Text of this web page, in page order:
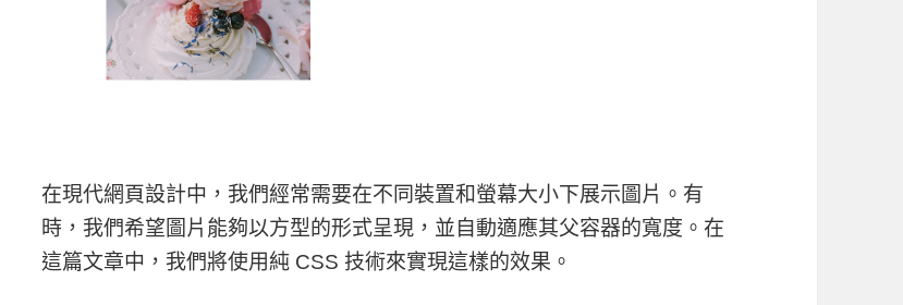
在現代網頁設計中，我們經常需要在不同裝置和螢幕大小下展示圖片。有
時，我們希望圖片能夠以方型的形式呈現，並自動適應其父容器的寬度。在
這篇文章中，我們將使用純 CSS 技術來實現這樣的效果。